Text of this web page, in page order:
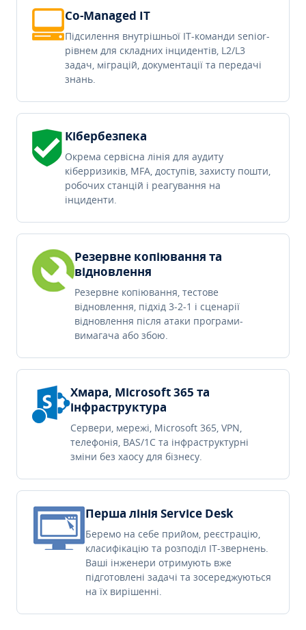
Co-Managed IT
Підсилення внутрішньої IT-команди senior-
рівнем для складних інцидентів, L2/L3
задач, міграцій, документації та передачі
знань.
Кібербезпека
Окрема сервісна лінія для аудиту
кіберризиків, MFA, доступів, захисту пошти,
робочих станцій і реагування на
інциденти.
Резервне копіювання та
відновлення
Резервне копіювання, тестове
відновлення, підхід 3-2-1 і сценарії
відновлення після атаки програми-
вимагача або збою.
Хмара, Microsoft 365 та
інфраструктура
Сервери, мережі, Microsoft 365, VPN,
телефонія, BAS/1C та інфраструктурні
зміни без хаосу для бізнесу.
Перша лінія Service Desk
Беремо на себе прийом, реєстрацію,
класифікацію та розподіл IT-звернень.
Ваші інженери отримують вже
підготовлені задачі та зосереджуються
на їх вирішенні.